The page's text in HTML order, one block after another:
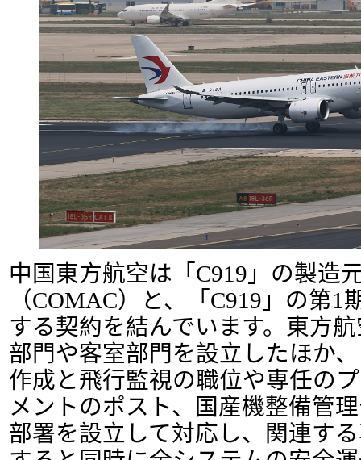
中国東方航空は「C919」の製造
（COMAC）と、「C919」の第1
する契約を結んでいます。東方
部門や客室部門を設立したほか
作成と飛行監視の職位や専任の
メントのポスト、国産機整備管
部署を設立して対応し、関連す